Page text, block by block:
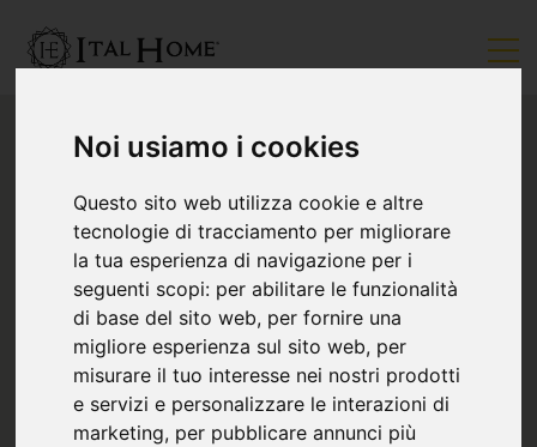
Noi usiamo i cookies
Questo sito web utilizza cookie e altre
tecnologie di tracciamento per migliorare
la tua esperienza di navigazione per i
seguenti scopi: per abilitare le funzionalità
di base del sito web, per fornire una
migliore esperienza sul sito web, per
misurare il tuo interesse nei nostri prodotti
e servizi e personalizzare le interazioni di
marketing, per pubblicare annunci più